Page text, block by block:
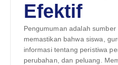
Efektif
Pengumuman adalah
memastikan bahwa siswa,
informasi tentang peristiwa
perubahan, dan peluang.